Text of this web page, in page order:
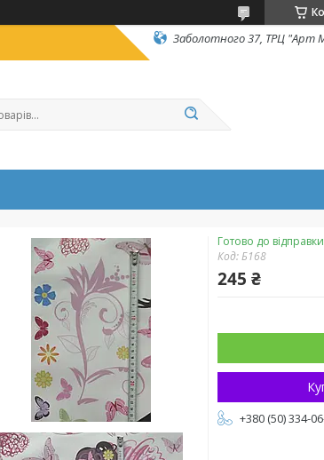
Заболотного 37, ТРЦ "Арт
Готово до
Код:Б168
245 ₴
+380 (50) 334-